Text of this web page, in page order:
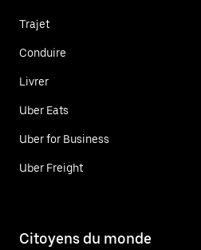
Trajet
Conduire
Livrer
Uber Eats
Uber for Business
Uber Freight
Citoyens du monde